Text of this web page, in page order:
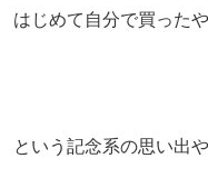
はじめて自分で買った
という記念系の思い出や